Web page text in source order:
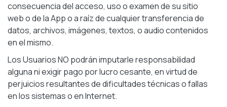
consecuencia del acceso, uso o examen de su sitio
web o de la App o a raíz de cualquier transferencia de
datos, archivos, imágenes, textos, o audio contenidos
en el mismo.
Los Usuarios NO podrán imputarle responsabilidad
alguna ni exigir pago por lucro cesante, en virtud de
perjuicios resultantes de dificultades técnicas o fallas
en los sistemas o en Internet.